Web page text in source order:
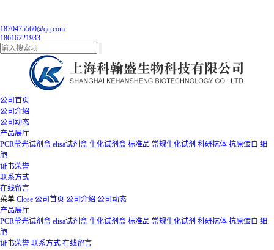
1870475560@qq.com
18616221933
公司首页
公司介绍
公司动态
产品展厅
PCR莹光试剂盒 elisa试剂盒 生化试剂盒 标准品 常规生化试剂 科研抗体 抗原蛋白 细
胞
证书荣誉
联系方式
在线留言
菜单 Close 公司首页 公司介绍 公司动态
产品展厅
PCR莹光试剂盒 elisa试剂盒 生化试剂盒 标准品 常规生化试剂 科研抗体 抗原蛋白 细
胞
证书荣誉 联系方式 在线留言